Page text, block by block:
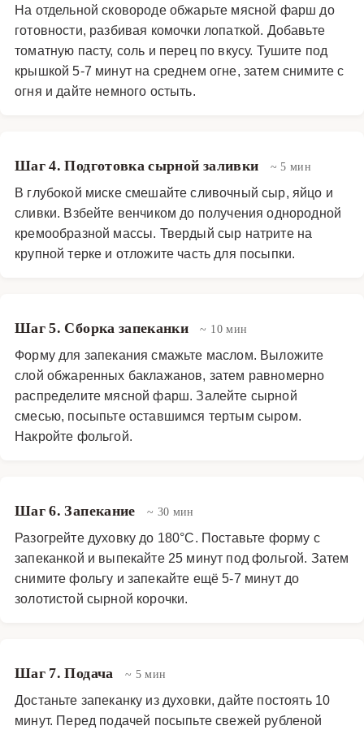
На отдельной сковороде обжарьте мясной фарш до
готовности, разбивая комочки лопаткой. Добавьте
томатную пасту, соль и перец по вкусу. Тушите под
крышкой 5-7 минут на среднем огне, затем снимите с
огня и дайте немного остыть.
Шаг 4. Подготовка сырной заливки ~ 5 мин
В глубокой миске смешайте сливочный сыр, яйцо и
сливки. Взбейте венчиком до получения однородной
кремообразной массы. Твердый сыр натрите на
крупной терке и отложите часть для посыпки.
Шаг 5. Сборка запеканки ~ 10 мин
Форму для запекания смажьте маслом. Выложите
слой обжаренных баклажанов, затем равномерно
распределите мясной фарш. Залейте сырной
смесью, посыпьте оставшимся тертым сыром.
Накройте фольгой.
Шаг 6. Запекание ~ 30 мин
Разогрейте духовку до 180°C. Поставьте форму с
запеканкой и выпекайте 25 минут под фольгой. Затем
снимите фольгу и запекайте ещё 5-7 минут до
золотистой сырной корочки.
Шаг 7. Подача ~ 5 мин
Достаньте запеканку из духовки, дайте постоять 10
минут. Перед подачей посыпьте свежей рубленой